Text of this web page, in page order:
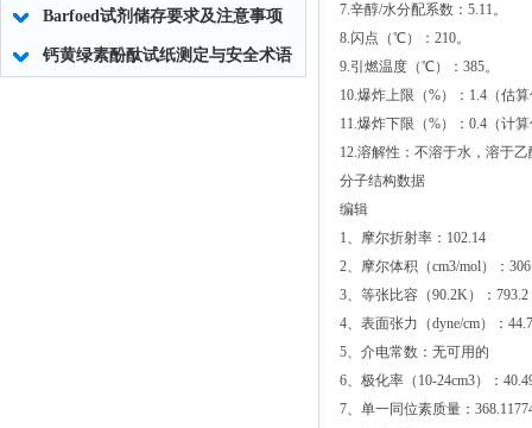
Barfoed试剂储存要求及注意事项
钙黄绿素酚酞试纸测定与安全术语
7.辛醇/水分配系数：5.11。
8.闪点（℃）：210。
9.引燃温度（℃）：385。
10.爆炸上限（%）：1.4（估
11.爆炸下限（%）：0.4（计
12.溶解性：不溶于水，溶于
分子结构数据
编辑
1、摩尔折射率：102.14
2、摩尔体积（cm3/mol）：
3、等张比容（90.2K）：793.2
4、表面张力（dyne/cm）：44.7
5、介电常数：无可用的
6、极化率（10-24cm3）：
7、单一同位素质量：